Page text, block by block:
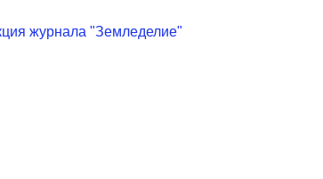
журнала "Земледелие"